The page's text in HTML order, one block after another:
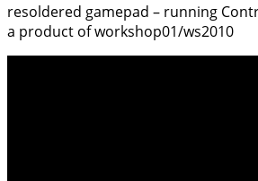
resoldered gamepad – running
a product of workshop01/ws2010